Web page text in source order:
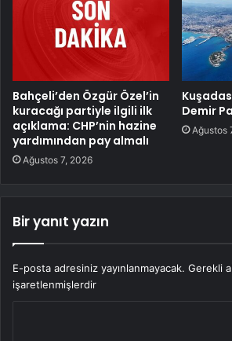
Bahçeli’den Özgür Özel’in
kuracağı partiyle ilgili ilk
açıklama: CHP’nin hazine
yardımından pay almalı
Ağustos 7, 2026
Demir
Ağustos
Bir yanıt yazın
E-posta adresiniz yayınlanmayacak. Gerekli
işaretlenmişlerdir